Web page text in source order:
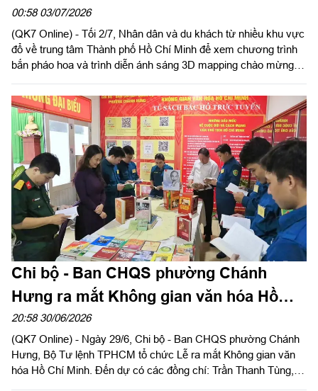
Minh
00:58 03/07/2026
(QK7 Online) - Tối 2/7, Nhân dân và du khách từ nhiều khu vực
đổ về trung tâm Thành phố Hồ Chí Minh để xem chương trình
bắn pháo hoa và trình diễn ánh sáng 3D mapping chào mừng
vinh dự mang tên Chủ tịch Hồ Chí Minh (2/7/1976-2/7/2026).
Chi bộ - Ban CHQS phường Chánh
Hưng ra mắt Không gian văn hóa Hồ
Chí Minh
20:58 30/06/2026
(QK7 Online) - Ngày 29/6, Chi bộ - Ban CHQS phường Chánh
Hưng, Bộ Tư lệnh TPHCM tổ chức Lễ ra mắt Không gian văn
hóa Hồ Chí Minh. Đến dự có các đồng chí: Trần Thanh Tùng, Bí